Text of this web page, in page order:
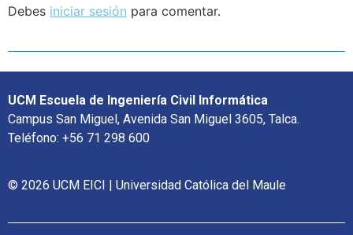
Debes iniciar sesión para comentar.
UCM Escuela de Ingeniería Civil Informática
Campus San Miguel, Avenida San Miguel 3605, Talca.
Teléfono: +56 71 298 600
© 2026 UCM EICI | Universidad Católica del Maule